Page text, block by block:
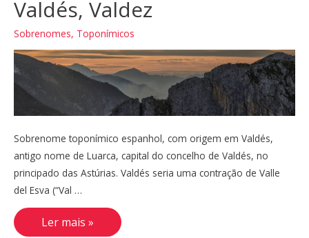
Valdés, Valdez
Sobrenomes, Toponímicos
Sobrenome toponímico espanhol, com origem em Valdés,
antigo nome de Luarca, capital do concelho de Valdés, no
principado das Astúrias. Valdés seria uma contração de Valle
del Esva (“Val …
Valdés,
Valdez
Ler mais »